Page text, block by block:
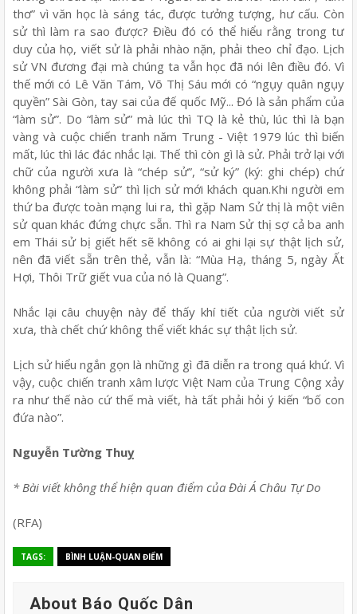
thơ” vì văn học là sáng tác, được tưởng tượng, hư cấu. Còn
sử thì làm ra sao được? Điều đó có thể hiểu rằng trong tư
duy của họ, viết sử là phải nhào nặn, phải theo chỉ đạo. Lịch
sử VN đương đại mà chúng ta vẫn học đã nói lên điều đó. Vì
thế mới có Lê Văn Tám, Võ Thị Sáu mới có “ngụy quân ngụy
quyền” Sài Gòn, tay sai của đế quốc Mỹ... Đó là sản phẩm của
“làm sử”. Do “làm sử” mà lúc thì TQ là kẻ thù, lúc thì là bạn
vàng và cuộc chiến tranh năm Trung - Việt 1979 lúc thì biến
mất, lúc thì lác đác nhắc lại. Thế thì còn gì là sử. Phải trở lại với
chữ của người xưa là “chép sử”, “sử ký” (ký: ghi chép) chứ
không phải “làm sử” thì lịch sử mới khách quan.Khi người em
thứ ba được toàn mạng lui ra, thì gặp Nam Sử thị là một viên
sử quan khác đứng chực sẵn. Thì ra Nam Sử thị sợ cả ba anh
em Thái sử bị giết hết sẽ không có ai ghi lại sự thật lịch sử,
nên đã viết sẵn trên thẻ, vẫn là: “Mùa Hạ, tháng 5, ngày Ất
Hợi, Thôi Trữ giết vua của nó là Quang”.
Nhắc lại câu chuyện này để thấy khí tiết của người viết sử
xưa, thà chết chứ không thể viết khác sự thật lịch sử.
Lịch sử hiểu ngắn gọn là những gì đã diễn ra trong quá khứ. Vì
vậy, cuộc chiến tranh xâm lược Việt Nam của Trung Cộng xảy
ra như thế nào cứ thế mà viết, hà tất phải hỏi ý kiến “bố con
đứa nào”.
Nguyễn Tường Thuỵ
* Bài viết không thể hiện quan điểm của Đài Á Châu Tự Do
(RFA)
TAGS: BÌNH LUẬN-QUAN ĐIỂM
About Báo Quốc Dân